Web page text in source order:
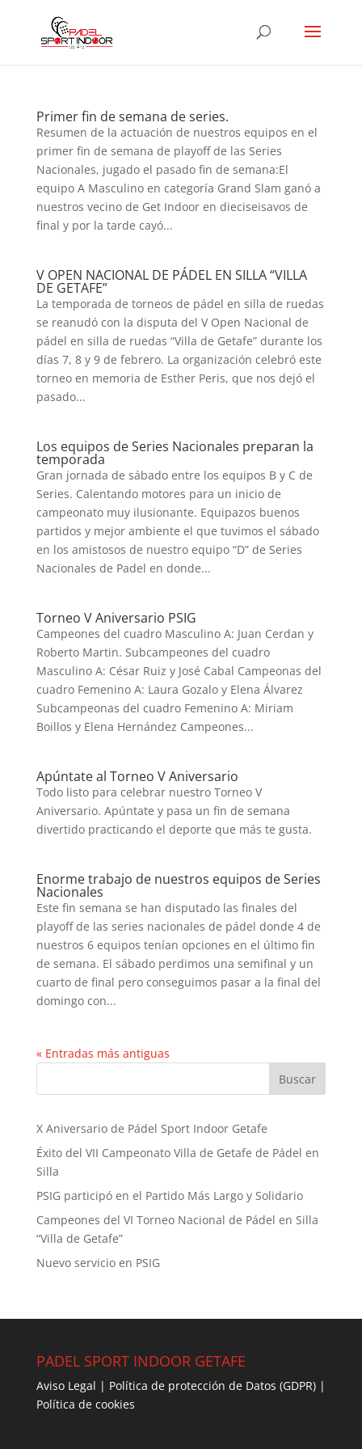
Primer fin de semana de series.
Resumen de la actuación de nuestros equipos en el
primer fin de semana de playoff de las Series
Nacionales, jugado el pasado fin de semana:El
equipo A Masculino en categoría Grand Slam ganó a
nuestros vecino de Get Indoor en dieciseisavos de
final y por la tarde cayó...
V OPEN NACIONAL DE PÁDEL EN SILLA “VILLA
DE GETAFE”
La temporada de torneos de pádel en silla de ruedas
se reanudó con la disputa del V Open Nacional de
pádel en silla de ruedas “Villa de Getafe” durante los
días 7, 8 y 9 de febrero. La organización celebró este
torneo en memoria de Esther Peris, que nos dejó el
pasado...
Los equipos de Series Nacionales preparan la
temporada
Gran jornada de sábado entre los equipos B y C de
Series. Calentando motores para un inicio de
campeonato muy ilusionante. Equipazos buenos
partidos y mejor ambiente el que tuvimos el sábado
en los amistosos de nuestro equipo “D” de Series
Nacionales de Padel en donde...
Torneo V Aniversario PSIG
Campeones del cuadro Masculino A: Juan Cerdan y
Roberto Martin. Subcampeones del cuadro
Masculino A: César Ruiz y José Cabal Campeonas del
cuadro Femenino A: Laura Gozalo y Elena Álvarez
Subcampeonas del cuadro Femenino A: Miriam
Boillos y Elena Hernández Campeones...
Apúntate al Torneo V Aniversario
Todo listo para celebrar nuestro Torneo V
Aniversario. Apúntate y pasa un fin de semana
divertido practicando el deporte que más te gusta.
Enorme trabajo de nuestros equipos de Series
Nacionales
Este fin semana se han disputado las finales del
playoff de las series nacionales de pádel donde 4 de
nuestros 6 equipos tenían opciones en el último fin
de semana. El sábado perdimos una semifinal y un
cuarto de final pero conseguimos pasar a la final del
domingo con...
« Entradas más antiguas
Buscar
X Aniversario de Pádel Sport Indoor Getafe
Éxito del VII Campeonato Villa de Getafe de Pádel en
Silla
PSIG participó en el Partido Más Largo y Solidario
Campeones del VI Torneo Nacional de Pádel en Silla
“Villa de Getafe”
Nuevo servicio en PSIG
PADEL SPORT INDOOR GETAFE
Aviso Legal | Política de protección de Datos (GDPR) |
Política de cookies